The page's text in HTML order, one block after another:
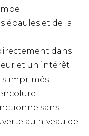
épaules et de la
dans
et un intérêt
imprimés
sans
au niveau de